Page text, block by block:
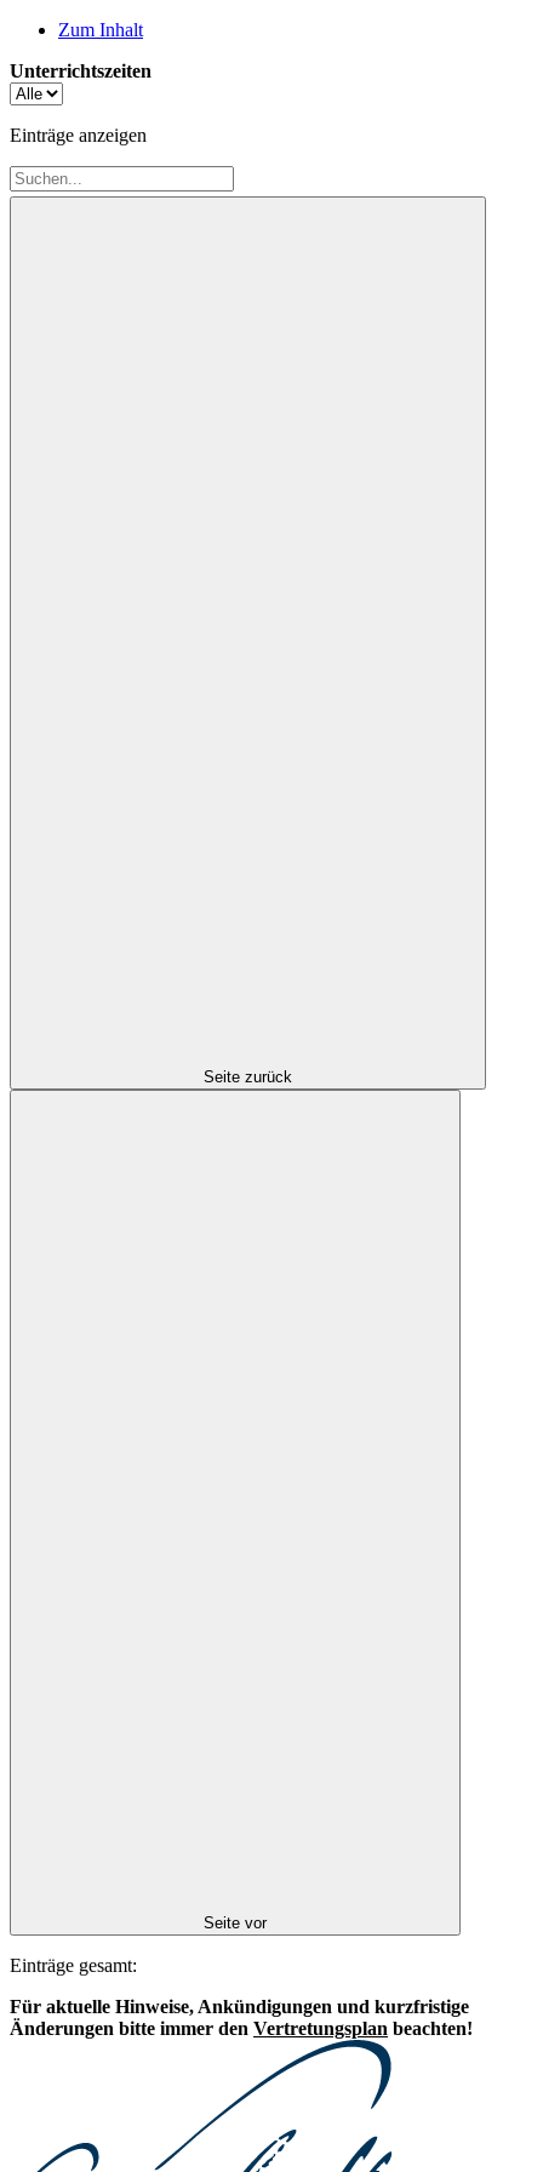
Zum Inhalt
Unterrichtszeiten
Einträge anzeigen
Seite zurück
Seite vor
Einträge gesamt:
Für aktuelle Hinweise, Ankündigungen und kurzfristige
Änderungen bitte immer den Vertretungsplan beachten!